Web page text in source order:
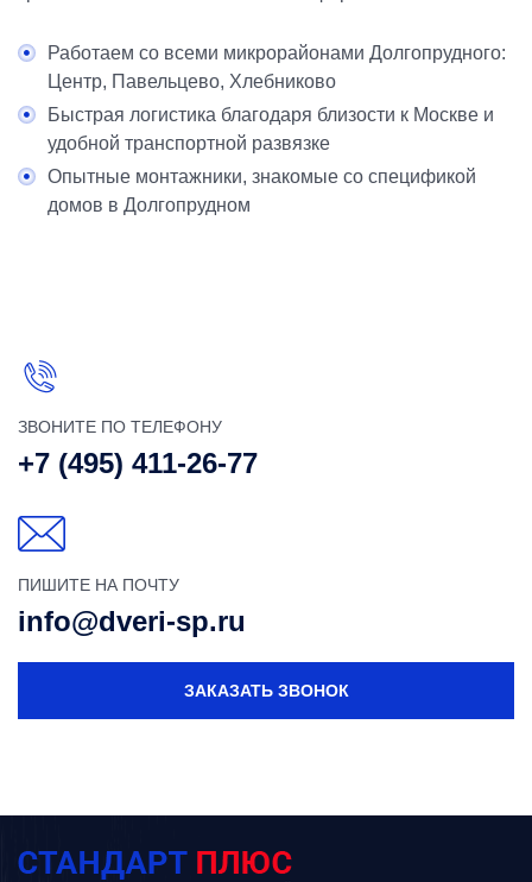
Работаем со всеми микрорайонами Долгопрудного:
Центр, Павельцево, Хлебниково
Быстрая логистика благодаря близости к Москве и
удобной транспортной развязке
Опытные монтажники, знакомые со спецификой
домов в Долгопрудном
ЗВОНИТЕ ПО ТЕЛЕФОНУ
+7 (495) 411-26-77
ПИШИТЕ НА ПОЧТУ
info@dveri-sp.ru
ЗАКАЗАТЬ ЗВОНОК